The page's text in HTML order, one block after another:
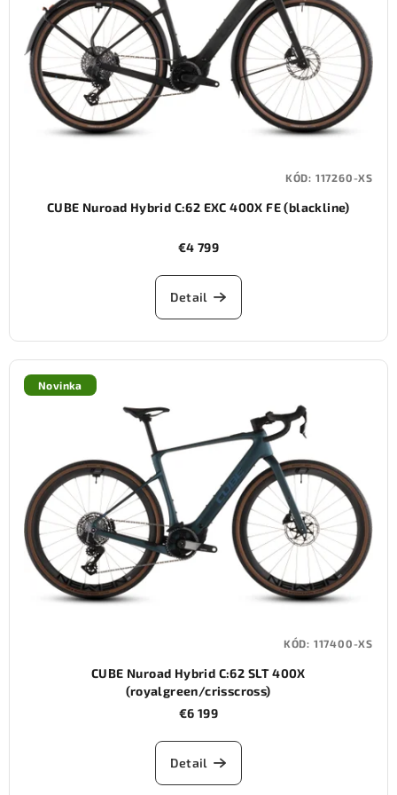
CUBE Nuroad Hybrid C:62 EXC 400X FE (blackline)
€4 799
Detail
KÓD: 117260-XS
Novinka
CUBE Nuroad Hybrid C:62 SLT 400X
(royalgreen/crisscross)
€6 199
Detail
KÓD: 117400-XS